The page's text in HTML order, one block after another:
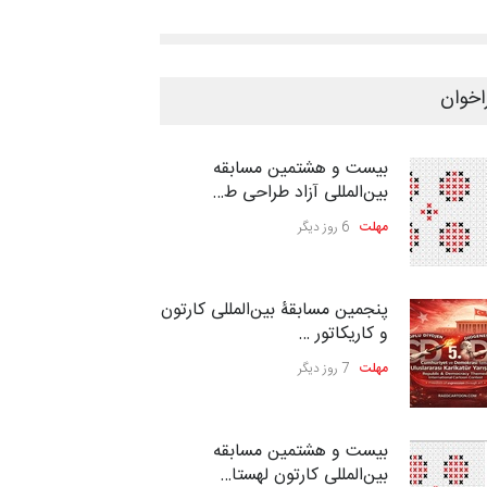
بیست و هشتمین مسابقه
بین‌المللی آزاد طراحی ط…
مهلت 6 روز دیگر
پنجمین مسابقۀ بین‌المللی کارتون
و کاریکاتور …
مهلت 7 روز دیگر
بیست و هشتمین مسابقه
بین‌المللی کارتون لهستا…